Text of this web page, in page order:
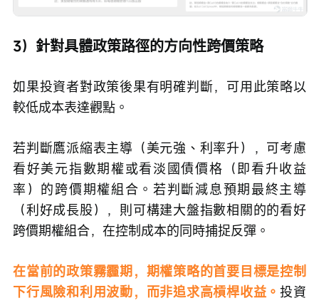
3）針對具體政策路徑的方向性跨價策略
如果投資者對政策後果有明確判斷，可用此策略以
較低成本表達觀點。
若判斷鷹派縮表主導（美元強、利率升），可考慮
看好美元指數期權或看淡國債價格（即看升收益
率）的跨價期權組合。若判斷減息預期最終主導
（利好成長股），則可構建大盤指數相關的的看好
跨價期權組合，在控制成本的同時捕捉反彈。
在當前的政策霧霾期，期權策略的首要目標是控制
下行風險和利用波動，而非追求高槓桿收益。投資